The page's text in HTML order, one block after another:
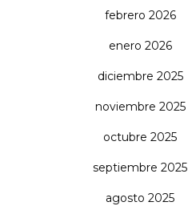
febrero 2026
enero 2026
diciembre 2025
noviembre 2025
octubre 2025
septiembre 2025
agosto 2025